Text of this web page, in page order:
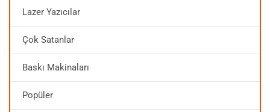
Lazer Yazıcılar
Çok Satanlar
Baskı Makinaları
Popüler